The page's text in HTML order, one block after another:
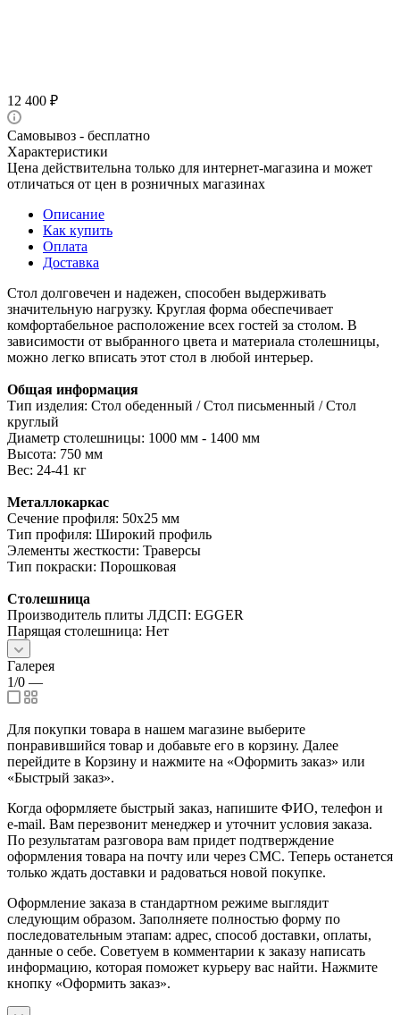
12 400 ₽
Самовывоз - бесплатно
Характеристики
Цена действительна только для интернет-магазина и может
отличаться от цен в розничных магазинах
Описание
Как купить
Оплата
Доставка
Стол долговечен и надежен, способен выдерживать
значительную нагрузку. Круглая форма обеспечивает
комфортабельное расположение всех гостей за столом. В
зависимости от выбранного цвета и материала столешницы,
можно легко вписать этот стол в любой интерьер.
Общая информация
Тип изделия: Стол обеденный / Стол письменный / Стол
круглый
Диаметр столешницы: 1000 мм - 1400 мм
Высота: 750 мм
Вес: 24-41 кг
Металлокаркас
Сечение профиля: 50х25 мм
Тип профиля: Широкий профиль
Элементы жесткости: Траверсы
Тип покраски: Порошковая
Столешница
Производитель плиты ЛДСП: EGGER
Парящая столешница: Нет
Галерея
1/0 —
Для покупки товара в нашем магазине выберите
понравившийся товар и добавьте его в корзину. Далее
перейдите в Корзину и нажмите на «Оформить заказ» или
«Быстрый заказ».
Когда оформляете быстрый заказ, напишите ФИО, телефон и
e-mail. Вам перезвонит менеджер и уточнит условия заказа.
По результатам разговора вам придет подтверждение
оформления товара на почту или через СМС. Теперь останется
только ждать доставки и радоваться новой покупке.
Оформление заказа в стандартном режиме выглядит
следующим образом. Заполняете полностью форму по
последовательным этапам: адрес, способ доставки, оплаты,
данные о себе. Советуем в комментарии к заказу написать
информацию, которая поможет курьеру вас найти. Нажмите
кнопку «Оформить заказ».